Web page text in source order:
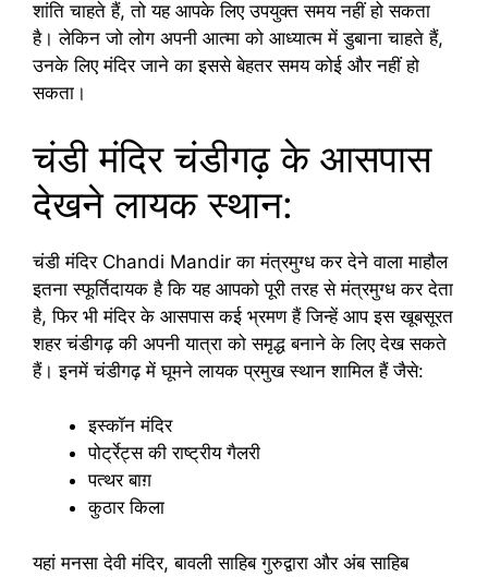
शांति चाहते हैं, तो यह आपके लिए उपयुक्त समय नहीं हो सकता
है। लेकिन जो लोग अपनी आत्मा को आध्यात्म में डुबाना चाहते हैं,
उनके लिए मंदिर जाने का इससे बेहतर समय कोई और नहीं हो
सकता।
चंडी मंदिर चंडीगढ़ के आसपास
देखने लायक स्थान:
चंडी मंदिर Chandi Mandir का मंत्रमुग्ध कर देने वाला माहौल
इतना स्फूर्तिदायक है कि यह आपको पूरी तरह से मंत्रमुग्ध कर देता
है, फिर भी मंदिर के आसपास कई भ्रमण हैं जिन्हें आप इस खूबसूरत
शहर चंडीगढ़ की अपनी यात्रा को समृद्ध बनाने के लिए देख सकते
हैं। इनमें चंडीगढ़ में घूमने लायक प्रमुख स्थान शामिल हैं जैसे:
इस्कॉन मंदिर
पोर्ट्रेट्स की राष्ट्रीय गैलरी
पत्थर बाग़
कुठार किला
यहां मनसा देवी मंदिर, बावली साहिब गुरुद्वारा और अंब साहिब